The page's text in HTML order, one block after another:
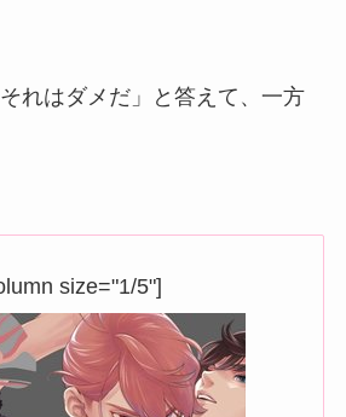
れはダメだ」と答えて、一方
size="1/5"]